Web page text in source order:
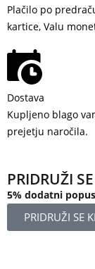
Plačilo po
kartice, Valu
Dostava
Kupljeno blago
prejetju naročila.
PRIDRUŽI
5% dodatni
PRIDRUŽI SE